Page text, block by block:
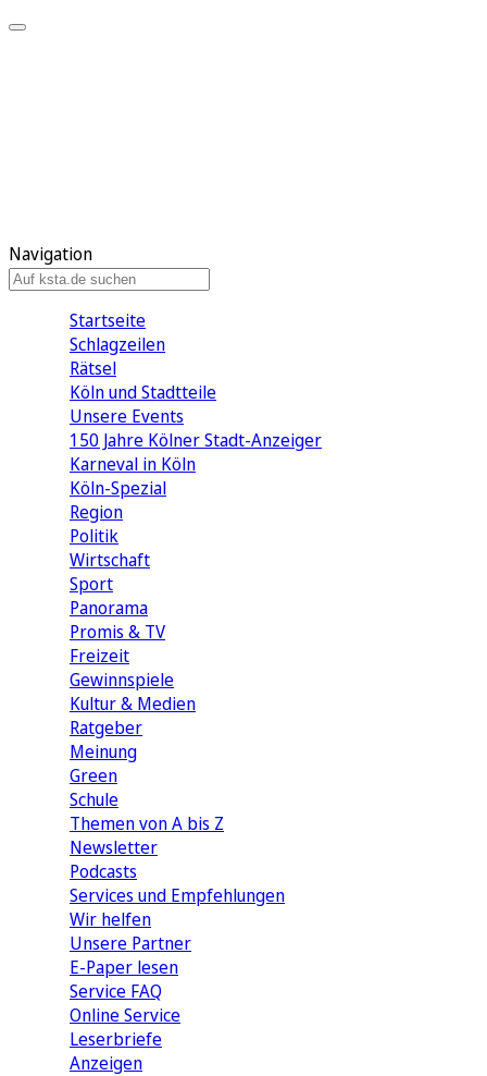
Navigation
Startseite
Schlagzeilen
Rätsel
Köln und Stadtteile
Unsere Events
150 Jahre Kölner Stadt-Anzeiger
Karneval in Köln
Köln-Spezial
Region
Politik
Wirtschaft
Sport
Panorama
Promis & TV
Freizeit
Gewinnspiele
Kultur & Medien
Ratgeber
Meinung
Green
Schule
Themen von A bis Z
Newsletter
Podcasts
Services und Empfehlungen
Wir helfen
Unsere Partner
E-Paper lesen
Service FAQ
Online Service
Leserbriefe
Anzeigen